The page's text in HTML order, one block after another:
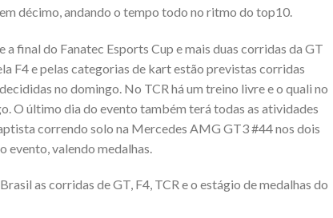
décimo, andando o tempo todo no ritmo do top10.
final do Fanatec Esports Cup e mais duas corridas da GT
F4 e pelas categorias de kart estão previstas corridas
no domingo. No TCR há um treino livre e o quali no
O último dia do evento também terá todas as atividades
correndo solo na Mercedes AMG GT3 #44 nos dois
evento, valendo medalhas.
as corridas de GT, F4, TCR e o estágio de medalhas do